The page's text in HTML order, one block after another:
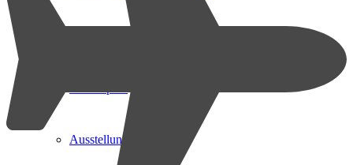
Ausstellungen / Messen